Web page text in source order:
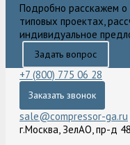
Подробно расскажем о
типовых проектах,
индивидуальное
Задать вопрос
+7 (800) 775 06 28
Заказать звонок
sale@compressor-ga.ru
г.Москва, ЗелАО, пр-д